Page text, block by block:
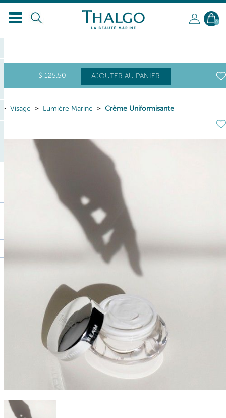
FR
0
$ 125.50 AJOUTER AU PANIER
Visage Lumière Marine Crème Uniformisante